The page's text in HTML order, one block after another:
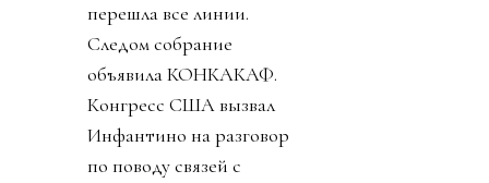
перешла все линии.
Следом собрание
объявила КОНКАКАФ.
Конгресс США вызвал
Инфантино на разговор
по поводу связей с